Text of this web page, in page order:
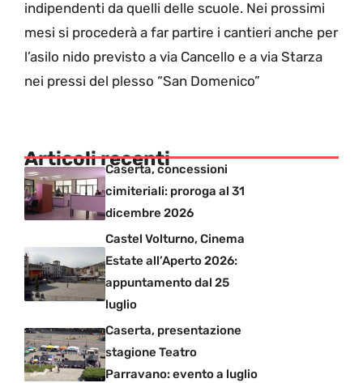
indipendenti da quelli delle scuole. Nei prossimi
mesi si procederà a far partire i cantieri anche per
l’asilo nido previsto a via Cancello e a via Starza
nei pressi del plesso “San Domenico”
Articoli recenti
Caserta, concessioni
cimiteriali: proroga al 31
dicembre 2026
Castel Volturno, Cinema
Estate all’Aperto 2026:
appuntamento dal 25
luglio
Caserta, presentazione
stagione Teatro
Parravano: evento a luglio